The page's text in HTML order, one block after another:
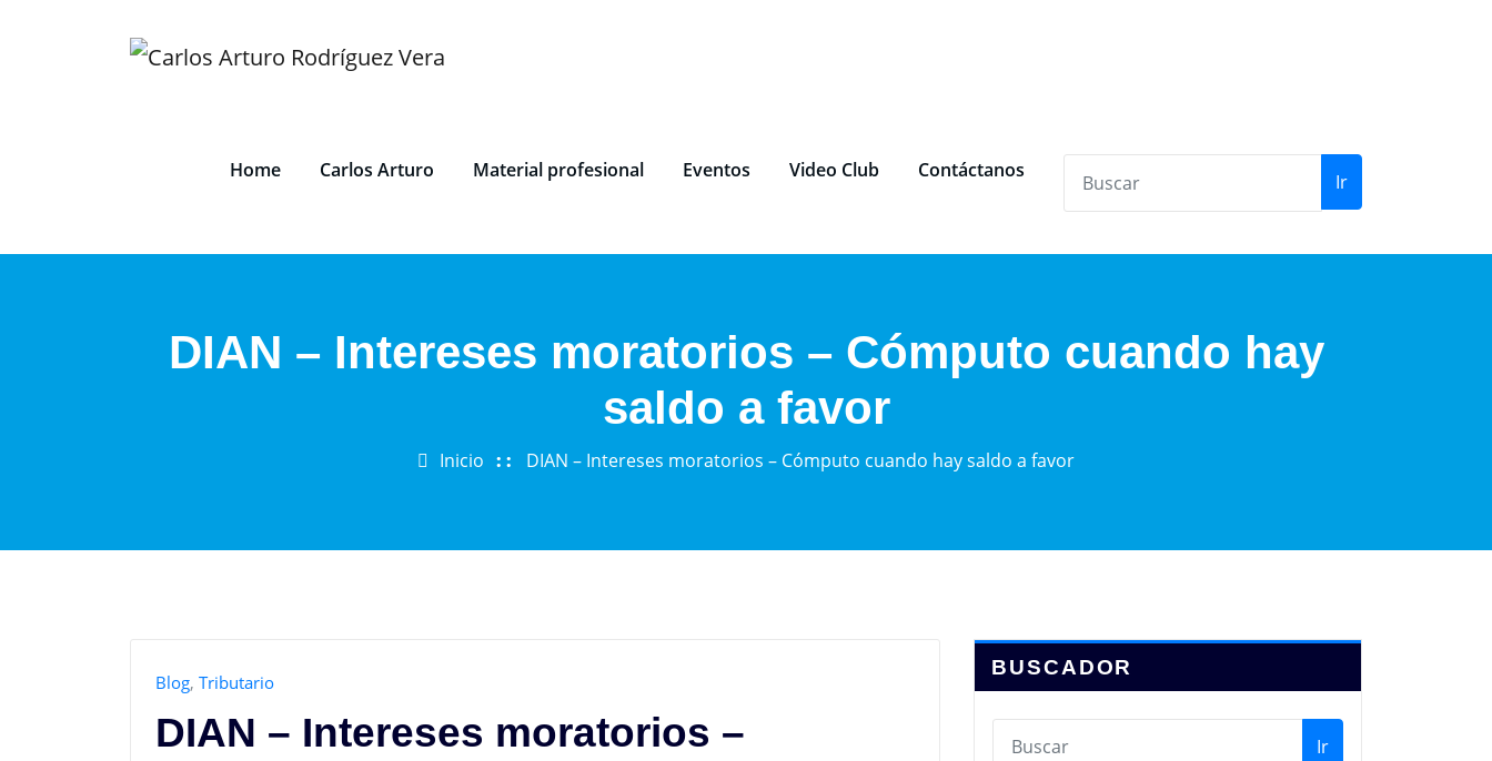
Home Carlos Arturo Material profesional Eventos Video Club Contáctanos Ir
DIAN – Intereses moratorios – Cómputo cuando hay
saldo a favor
Inicio DIAN – Intereses moratorios – Cómputo cuando hay saldo a favor
Blog, Tributario
DIAN – Intereses moratorios –
BUSCADOR
Ir